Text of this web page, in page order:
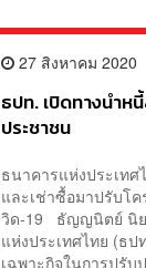
27 สิงหาคม 2020
ธปท. เปิดทางนำห
ประชาชน
ธนาคารแห่งประเท
และเช่าซื้อมาปรับโ
วิด-19 ธัญญนิตย์ นิย
แห่งประเทศไทย (ธป
เฉพาะกิจในการปรั